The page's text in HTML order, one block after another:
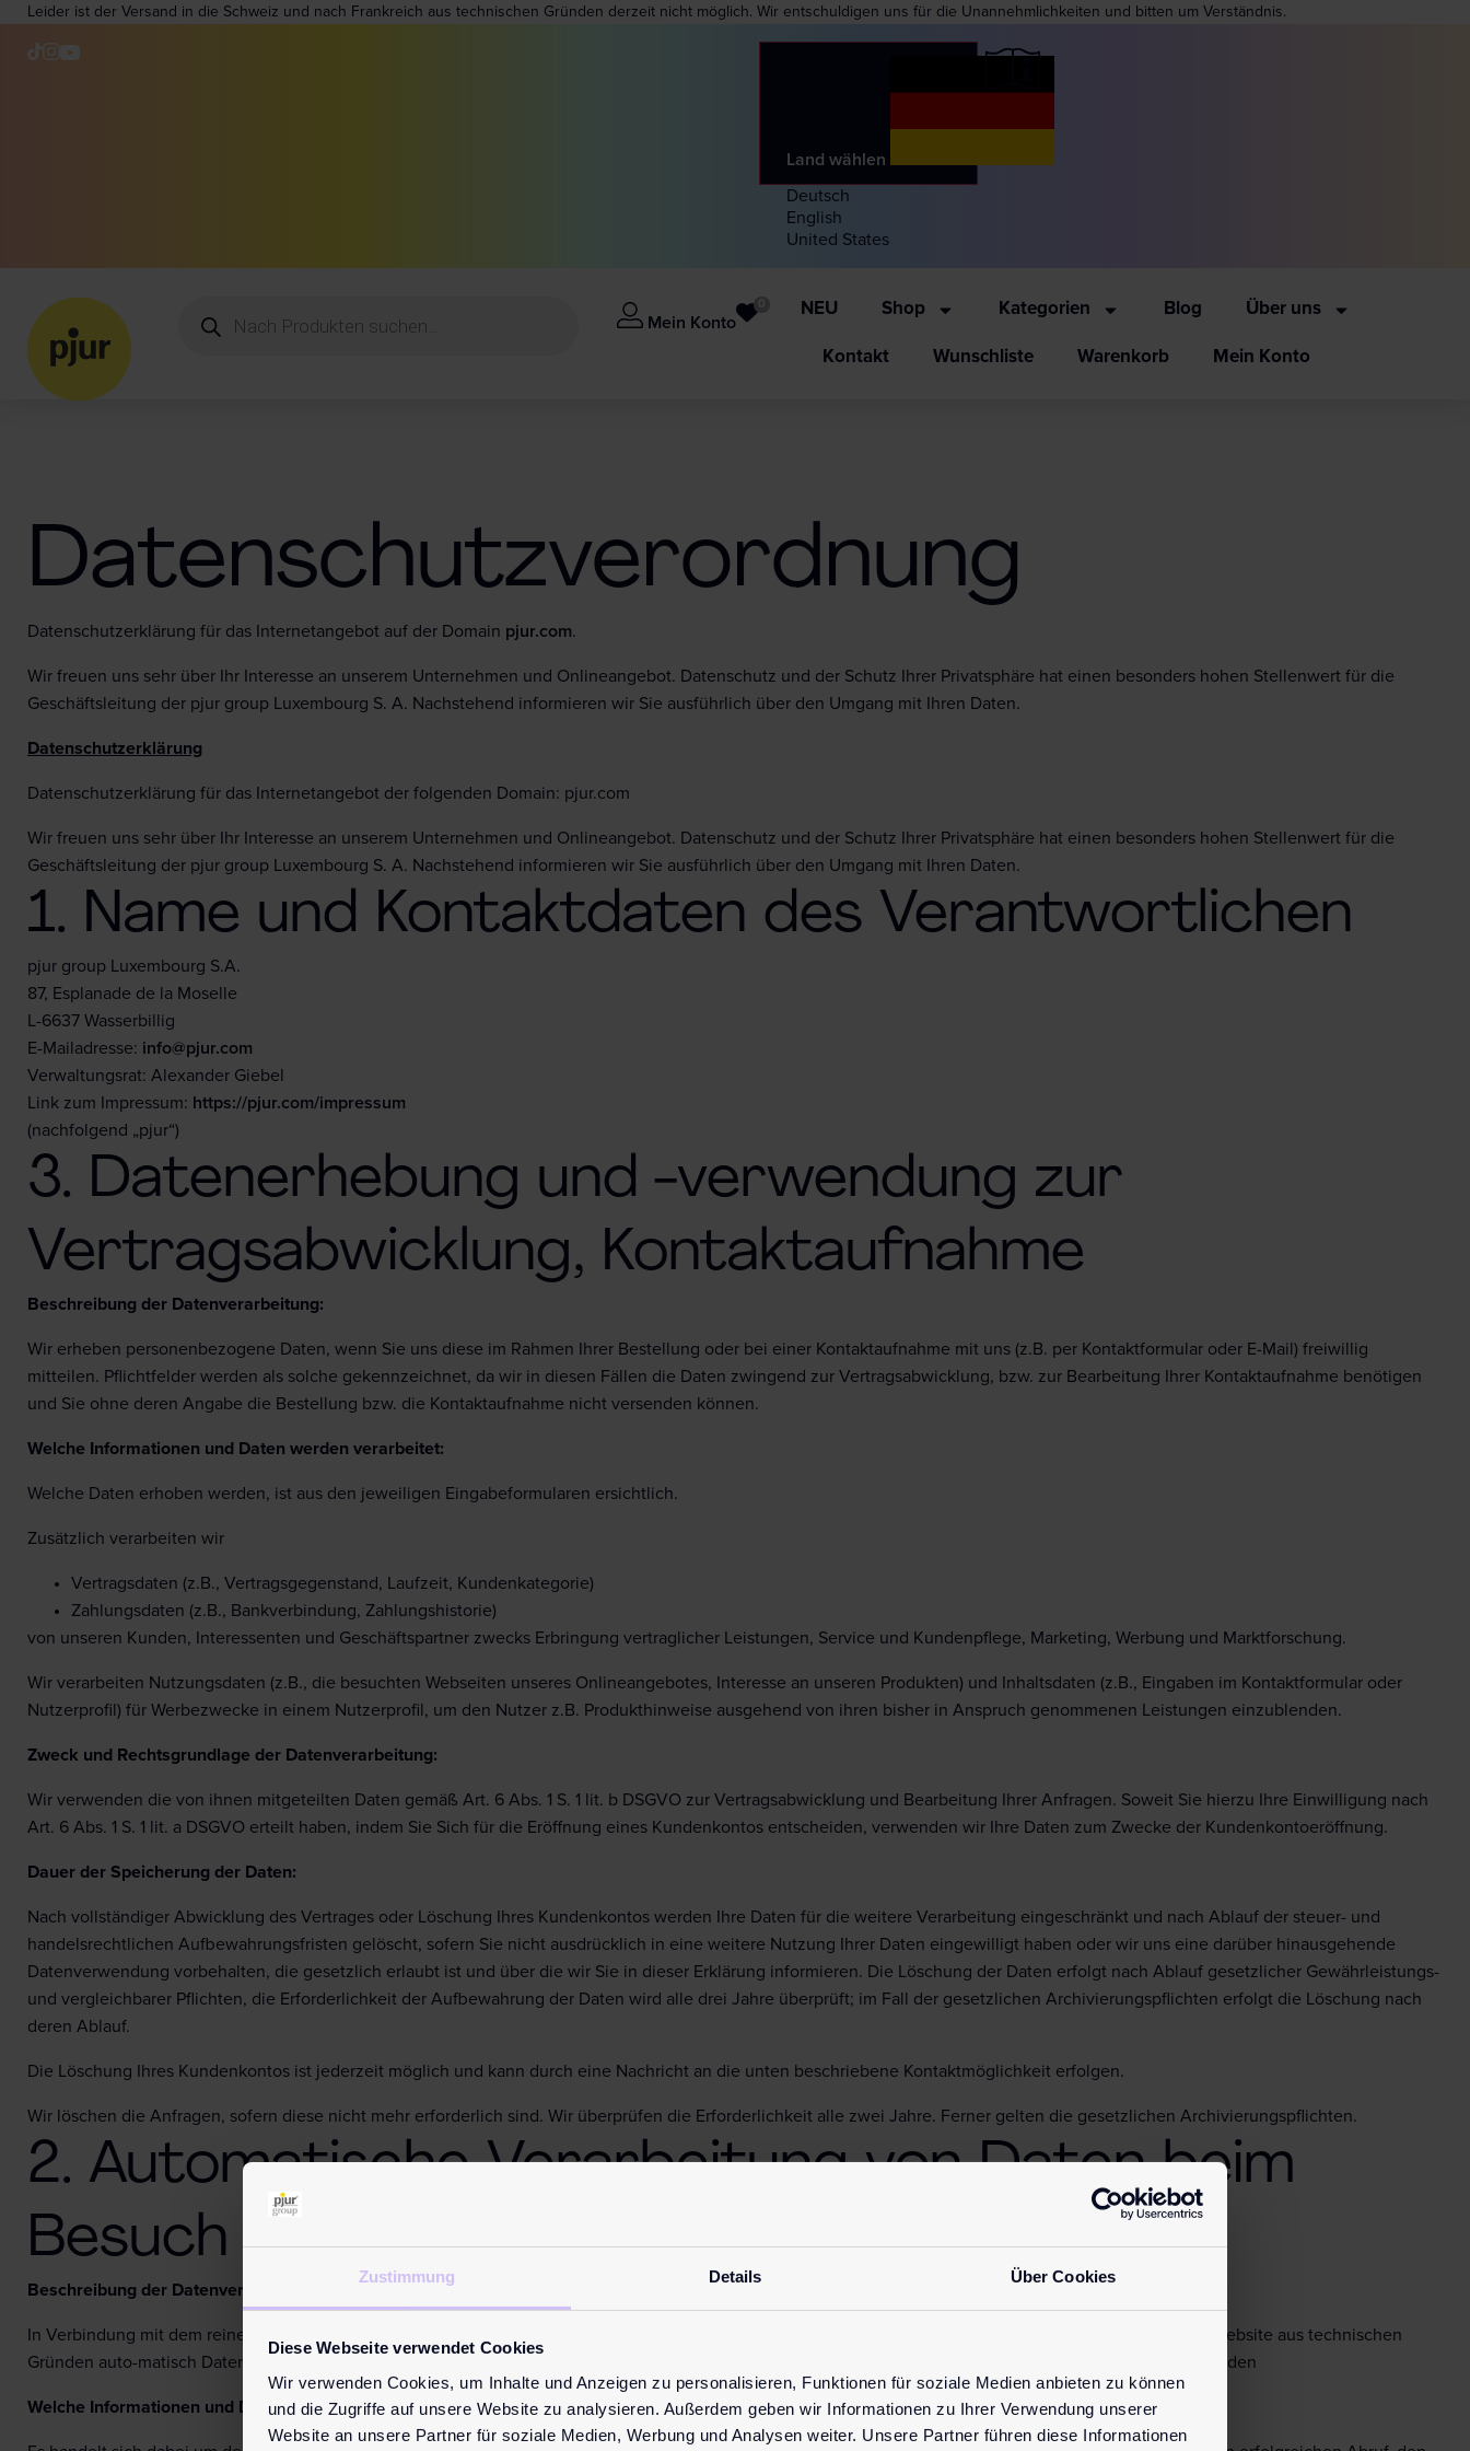
Zustimmung Details Über Cookies
Diese Webseite verwendet Cookies
Wir verwenden Cookies, um Inhalte und Anzeigen zu personalisieren, Funktionen für soziale Medien anbieten zu können
und die Zugriffe auf unsere Website zu analysieren. Außerdem geben wir Informationen zu Ihrer Verwendung unserer
Website an unsere Partner für soziale Medien, Werbung und Analysen weiter. Unsere Partner führen diese Informationen
Leider ist der Versand in die Schweiz und nach Frankreich aus technischen Gründen derzeit nicht möglich. Wir entschuldigen uns für die Unannehmlichkeiten und bitten um Verständnis.
Land wählen
Deutsch
English
United States
Mein Konto
NEU Shop Kategorien Blog Über uns
Kontakt Wunschliste Warenkorb Mein Konto
Datenschutzverordnung
Datenschutzerklärung für das Internetangebot auf der Domain pjur.com.
Wir freuen uns sehr über Ihr Interesse an unserem Unternehmen und Onlineangebot. Datenschutz und der Schutz Ihrer Privatsphäre hat einen besonders hohen Stellenwert für die
Geschäftsleitung der pjur group Luxembourg S. A. Nachstehend informieren wir Sie ausführlich über den Umgang mit Ihren Daten.
Datenschutzerklärung
Datenschutzerklärung für das Internetangebot der folgenden Domain: pjur.com
Wir freuen uns sehr über Ihr Interesse an unserem Unternehmen und Onlineangebot. Datenschutz und der Schutz Ihrer Privatsphäre hat einen besonders hohen Stellenwert für die
Geschäftsleitung der pjur group Luxembourg S. A. Nachstehend informieren wir Sie ausführlich über den Umgang mit Ihren Daten.
1. Name und Kontaktdaten des Verantwortlichen
pjur group Luxembourg S.A.
87, Esplanade de la Moselle
L-6637 Wasserbillig
E-Mailadresse: info@pjur.com
Verwaltungsrat: Alexander Giebel
Link zum Impressum: https://pjur.com/impressum
(nachfolgend „pjur“)
3. Datenerhebung und -verwendung zur
Vertragsabwicklung, Kontaktaufnahme
Beschreibung der Datenverarbeitung:
Wir erheben personenbezogene Daten, wenn Sie uns diese im Rahmen Ihrer Bestellung oder bei einer Kontaktaufnahme mit uns (z.B. per Kontaktformular oder E-Mail) freiwillig
mitteilen. Pflichtfelder werden als solche gekennzeichnet, da wir in diesen Fällen die Daten zwingend zur Vertragsabwicklung, bzw. zur Bearbeitung Ihrer Kontaktaufnahme benötigen
und Sie ohne deren Angabe die Bestellung bzw. die Kontaktaufnahme nicht versenden können.
Welche Informationen und Daten werden verarbeitet:
Welche Daten erhoben werden, ist aus den jeweiligen Eingabeformularen ersichtlich.
Zusätzlich verarbeiten wir
Vertragsdaten (z.B., Vertragsgegenstand, Laufzeit, Kundenkategorie)
Zahlungsdaten (z.B., Bankverbindung, Zahlungshistorie)
von unseren Kunden, Interessenten und Geschäftspartner zwecks Erbringung vertraglicher Leistungen, Service und Kundenpflege, Marketing, Werbung und Marktforschung.
Wir verarbeiten Nutzungsdaten (z.B., die besuchten Webseiten unseres Onlineangebotes, Interesse an unseren Produkten) und Inhaltsdaten (z.B., Eingaben im Kontaktformular oder
Nutzerprofil) für Werbezwecke in einem Nutzerprofil, um den Nutzer z.B. Produkthinweise ausgehend von ihren bisher in Anspruch genommenen Leistungen einzublenden.
Zweck und Rechtsgrundlage der Datenverarbeitung:
Wir verwenden die von ihnen mitgeteilten Daten gemäß Art. 6 Abs. 1 S. 1 lit. b DSGVO zur Vertragsabwicklung und Bearbeitung Ihrer Anfragen. Soweit Sie hierzu Ihre Einwilligung nach
Art. 6 Abs. 1 S. 1 lit. a DSGVO erteilt haben, indem Sie Sich für die Eröffnung eines Kundenkontos entscheiden, verwenden wir Ihre Daten zum Zwecke der Kundenkontoeröffnung.
Dauer der Speicherung der Daten:
Nach vollständiger Abwicklung des Vertrages oder Löschung Ihres Kundenkontos werden Ihre Daten für die weitere Verarbeitung eingeschränkt und nach Ablauf der steuer- und
handelsrechtlichen Aufbewahrungsfristen gelöscht, sofern Sie nicht ausdrücklich in eine weitere Nutzung Ihrer Daten eingewilligt haben oder wir uns eine darüber hinausgehende
Datenverwendung vorbehalten, die gesetzlich erlaubt ist und über die wir Sie in dieser Erklärung informieren. Die Löschung der Daten erfolgt nach Ablauf gesetzlicher Gewährleistungs-
und vergleichbarer Pflichten, die Erforderlichkeit der Aufbewahrung der Daten wird alle drei Jahre überprüft; im Fall der gesetzlichen Archivierungspflichten erfolgt die Löschung nach
deren Ablauf.
Die Löschung Ihres Kundenkontos ist jederzeit möglich und kann durch eine Nachricht an die unten beschriebene Kontaktmöglichkeit erfolgen.
Wir löschen die Anfragen, sofern diese nicht mehr erforderlich sind. Wir überprüfen die Erforderlichkeit alle zwei Jahre. Ferner gelten die gesetzlichen Archivierungspflichten.
2. Automatische Verarbeitung von Daten beim
Besuch der Website
Beschreibung der Datenverarbeitung:
In Verbindung mit dem reinen Aufruf der Website und dem nachfolgenden Besuch der Unterseiten übermittelt Ihr Internet-Browser beim Zugriff auf unsere Website aus technischen
Gründen auto-matisch Daten an unseren Webserver, die in einer Protokolldatei (sog. Server-Logfiles) vorübergehend auf dem Server von pjur gespeichert werden
Welche Informationen und Daten werden verarbeitet: